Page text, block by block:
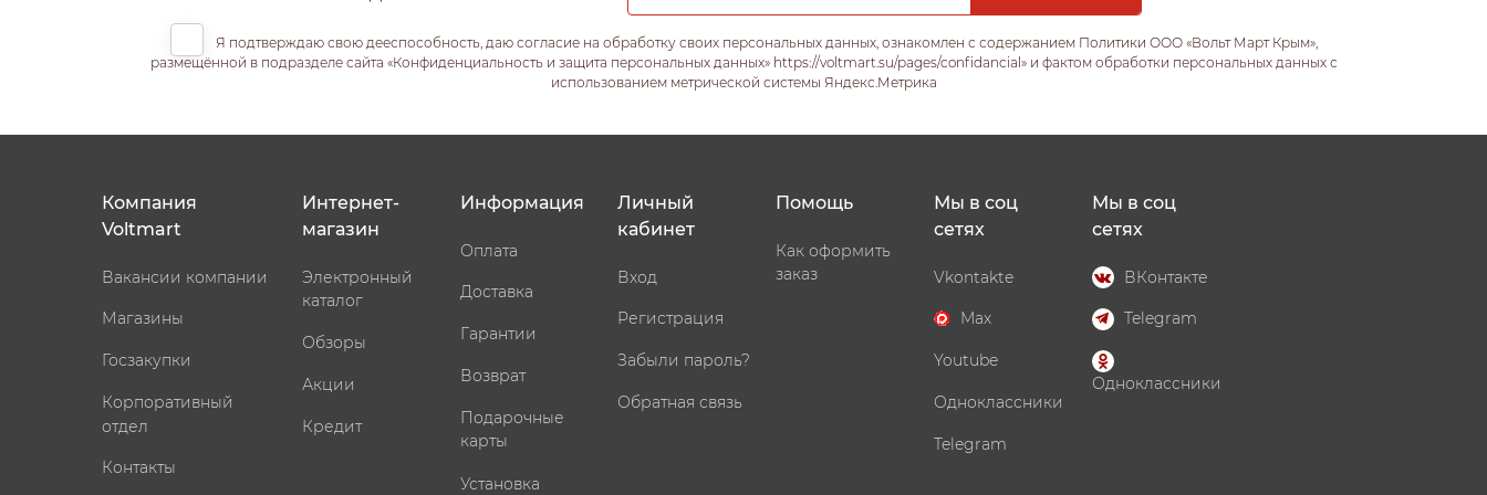
Я подтверждаю свою дееспособность, даю согласие на обработку своих персональных данных, ознакомлен с содержанием Политики ООО «Вольт Март Крым»,
размещённой в подразделе сайта «Конфиденциальность и защита персональных данных» https://voltmart.su/pages/confidancial» и фактом обработки персональных данных с
использованием метрической системы Яндекс.Метрика
Компания
Voltmart
Вакансии компании
Магазины
Госзакупки
Корпоративный
отдел
Контакты
Интернет-
магазин
Электронный
каталог
Обзоры
Акции
Кредит
Информация
Оплата
Доставка
Гарантии
Возврат
Подарочные
карты
Установка
Личный
кабинет
Вход
Регистрация
Забыли пароль?
Обратная связь
Помощь
Как оформить
заказ
Мы в соц
сетях
Vkontakte
Max
Youtube
Одноклассники
Telegram
Мы в соц
сетях
ВКонтакте
Telegram
Одноклассники